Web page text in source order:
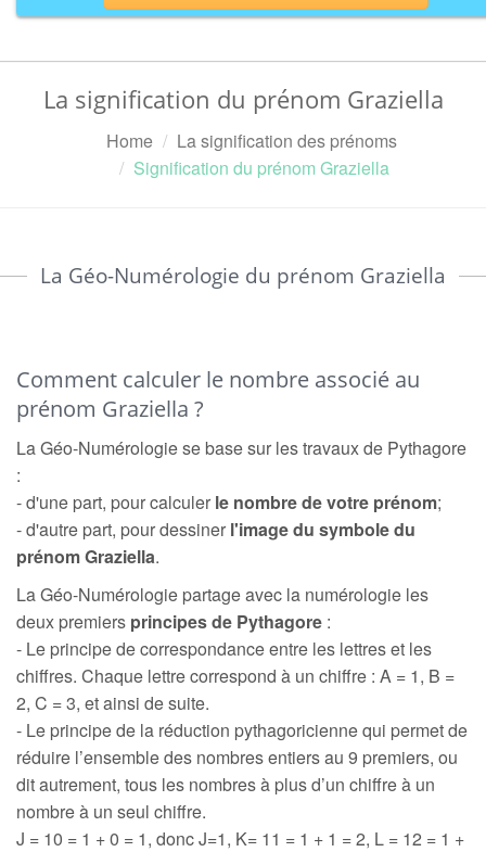
La signification du prénom Graziella
Home
La signification des prénoms
Signification du prénom Graziella
La Géo-Numérologie du prénom Graziella
Comment calculer le nombre associé au
prénom Graziella ?
La Géo-Numérologie se base sur les travaux de Pythagore
:
- d'une part, pour calculer le nombre de votre prénom;
- d'autre part, pour dessiner l'image du symbole du
prénom Graziella.
La Géo-Numérologie partage avec la numérologie les
deux premiers principes de Pythagore :
- Le principe de correspondance entre les lettres et les
chiffres. Chaque lettre correspond à un chiffre : A = 1, B =
2, C = 3, et ainsi de suite.
- Le principe de la réduction pythagoricienne qui permet de
réduire l’ensemble des nombres entiers au 9 premiers, ou
dit autrement, tous les nombres à plus d’un chiffre à un
nombre à un seul chiffre.
J = 10 = 1 + 0 = 1, donc J=1, K= 11 = 1 + 1 = 2, L = 12 = 1 +